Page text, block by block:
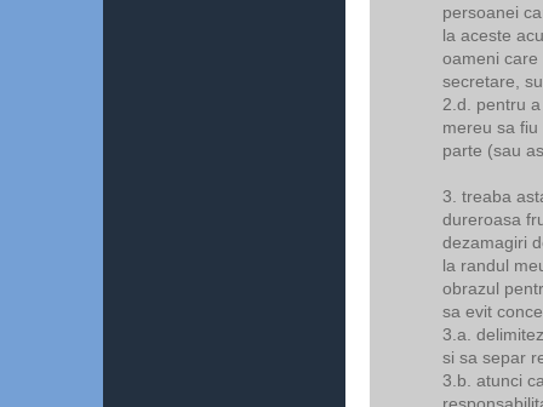
persoanei
la aceste
oameni care
secretare,
2.d. pentru
mereu sa
parte (sau
3. treaba
dureroasa
dezamagiri
la randul
obrazul
sa evit
3.a.
si sa separ
3.b. atunci